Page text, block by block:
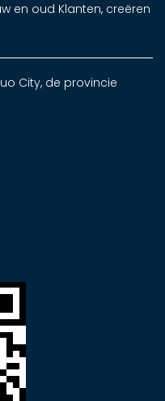
en oud Klanten, creëren
City, de provincie